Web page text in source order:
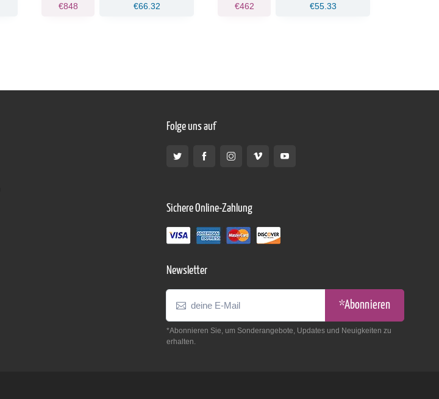
€848
€66.32
€462
€55.33
Folge uns auf
Sichere Online-Zahlung
Newsletter
*Abonnieren
*Abonnieren Sie, um Sonderangebote, Updates und Neuigkeiten zu
erhalten.